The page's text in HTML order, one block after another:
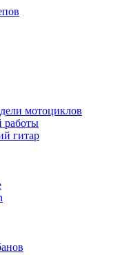
мотоциклов
работы
гитар